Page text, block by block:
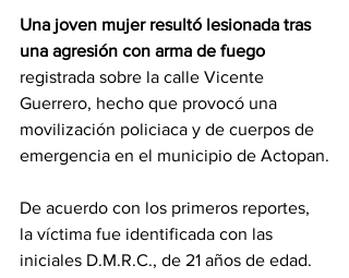
Una joven mujer resultó lesionada tras
una agresión con arma de fuego
registrada sobre la calle Vicente
Guerrero, hecho que provocó una
movilización policiaca y de cuerpos de
emergencia en el municipio de Actopan.
De acuerdo con los primeros reportes,
la víctima fue identificada con las
iniciales D.M.R.C., de 21 años de edad.